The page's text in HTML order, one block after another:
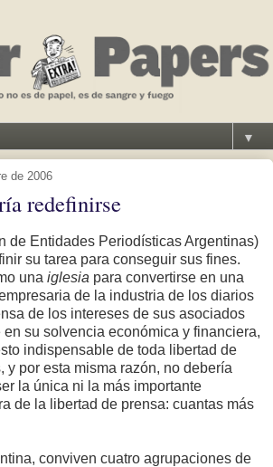
▼
de 2006
redefinirse
de Entidades Periodísticas Argentinas)
su tarea para conseguir sus fines.
una iglesia para convertirse en una
de la industria de los diarios
de los intereses de sus asociados
su solvencia económica y financiera,
indispensable de toda libertad de
y por esta misma razón, no debería
la única ni la más importante
de la libertad de prensa: cuantas más
conviven cuatro agrupaciones de